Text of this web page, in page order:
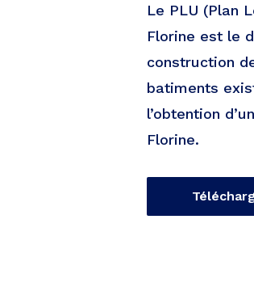
Le PLU (Plan
Florine est le
construction
batiments
l’obtention
Florine.